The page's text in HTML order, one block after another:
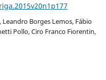
Borges Lemos, Fábio
Pollo, Ciro Franco Fiorentin,